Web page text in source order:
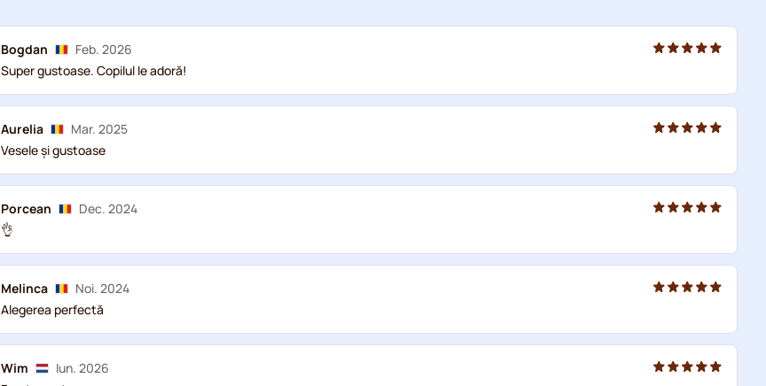
Bogdan
Feb. 2026
Super gustoase. Copilul le adoră!
Aurelia
Mar. 2025
Vesele și gustoase
Porcean
Dec. 2024
👌
Melinca
Noi. 2024
Alegerea perfectă
Wim
Iun. 2026